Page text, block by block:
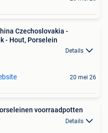
Czechoslovakia -
- Hout, Porselein
Details
20 mei 26
voorraadpotten
Details